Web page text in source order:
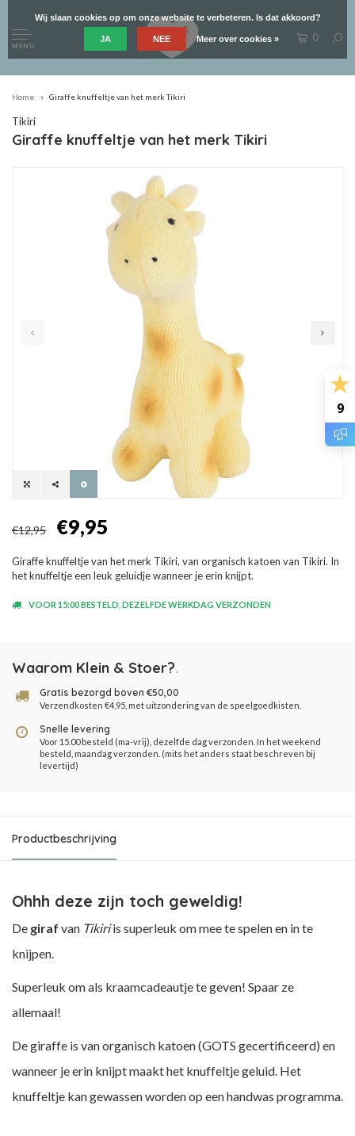
9
MENU
0
Home Giraffe knuffeltje van het merk Tikiri
Tikiri
Giraffe knuffeltje van het merk Tikiri
€12,95 €9,95
Giraffe knuffeltje van het merk Tikiri, van organisch katoen van Tikiri. In
het knuffeltje een leuk geluidje wanneer je erin knijpt.
VOOR 15:00 BESTELD, DEZELFDE WERKDAG VERZONDEN
Waarom Klein & Stoer?.
Gratis bezorgd boven €50,00
Verzendkosten €4,95, met uitzondering van de speelgoedkisten.
Snelle levering
Voor 15.00 besteld (ma-vrij), dezelfde dag verzonden. In het weekend
besteld, maandag verzonden. (mits het anders staat beschreven bij
levertijd)
Productbeschrijving
Ohhh deze zijn toch geweldig!
De giraf van Tikiriis superleuk om mee te spelen en in te
knijpen.
Superleuk om als kraamcadeautje te geven! Spaar ze
allemaal!
De giraffe is van organisch katoen (GOTS gecertificeerd) en
wanneer je erin knijpt maakt het knuffeltje geluid. Het
knuffeltje kan gewassen worden op een handwas programma.
Wij slaan cookies op om onze website te verbeteren. Is dat akkoord?
JA NEE Meer over cookies »